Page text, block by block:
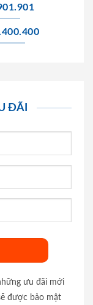
ĐÃI
ưu đãi mới
được bảo mật